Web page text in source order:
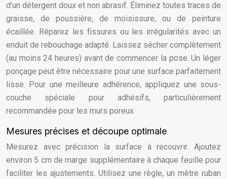
d’un détergent doux et non abrasif. Éliminez toutes traces de
graisse, de poussière, de moisissure, ou de peinture
écaillée. Réparez les fissures ou les irrégularités avec un
enduit de rebouchage adapté. Laissez sécher complètement
(au moins 24 heures) avant de commencer la pose. Un léger
ponçage peut être nécessaire pour une surface parfaitement
lisse. Pour une meilleure adhérence, appliquez une sous-
couche spéciale pour adhésifs, particulièrement
recommandée pour les murs poreux.
Mesures précises et découpe optimale
Mesurez avec précision la surface à recouvrir. Ajoutez
environ 5 cm de marge supplémentaire à chaque feuille pour
faciliter les ajustements. Utilisez une règle, un mètre ruban